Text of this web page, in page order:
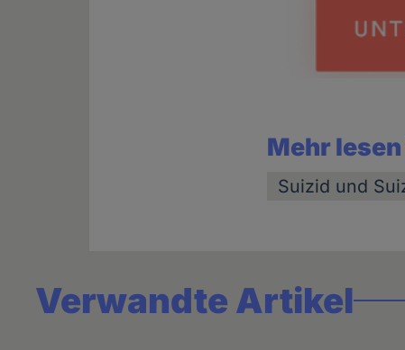
Mehr
Suizid und
Verwandte Artikel